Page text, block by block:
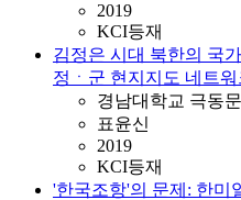
2019
KCI등재
김정은 시대 북한의 국
정ㆍ군 현지지도 네트워
경남대학교 극동
표윤신
2019
KCI등재
'한국조항'의 문제: 한미